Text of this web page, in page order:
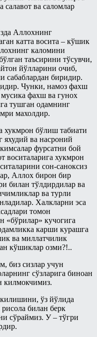
тирилтириш ва мубоҳ
эгалик қилиш ҳақидаги
китоби
Соний
учун
қўрғони
Аллоҳнинг гўзал
енгил шарҳи
ҳадисларидан тарбия
суҳбатлари шайх Усаймин
асосида
ажру-
тарих
китоби
боблар
суғоришдаги
ҳамда ижора китоби
эгалик қилиш ҳақидаги
ва саломлар
Аллохнинг
катта восита – кўшик
каломини
таъсирини тўсувчи,
йўлларини очиб,
сабаблардан биридир.
Чунки, намоз фахш
фахш ва гунох
тушган одамнинг
махолдир.
хукмрон бўлиш табиати
ва насроний
фурсатни бой
воситаларига хукмрон
сон-саноксиз
Аллох бирон бир
билан тўлдирдилар ва
ва турли
Халкларни эса
томон
«бўрилар» кучогига
карши курашга
ва миллатчилик
кўшиклар озми?!..
биз сизлар учун
сўзларига биноан
килмокчимиз.
ўз йўлида
билан берк
сўраймиз. У – тўгри